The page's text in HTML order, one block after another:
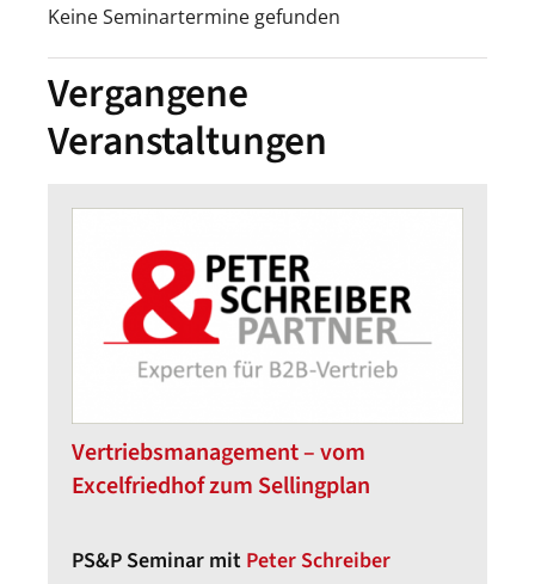
Keine Seminartermine gefunden
Vergangene
Veranstaltungen
Vertriebsmanagement – vom
Excelfriedhof zum Sellingplan
PS&P Seminar mit Peter Schreiber